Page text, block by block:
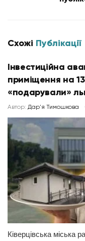
Схожі Публікації
Інвестиційна
приміщення на
«подарували»
Автор: Дар'я Тимошкова
Ківерцівська міська